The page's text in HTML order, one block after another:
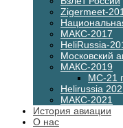
Zigermeet-
МАКС-2017
HeliRussia-
Московский
МАКС-2019
МС-21
Helirussia
МАКС-2021
История авиации
О нас